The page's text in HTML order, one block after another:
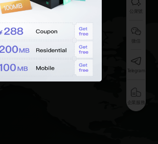
公衆號
微信
Telegram
企業服務